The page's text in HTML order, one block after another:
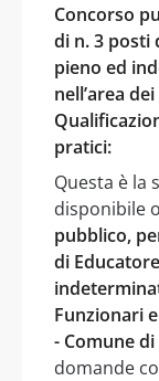
Concorso
di n. 3 posti
pieno ed
nell’area
pratici:
Questa è la
disponibile
pubblico,
di
Funzionari
- Comune di
domande